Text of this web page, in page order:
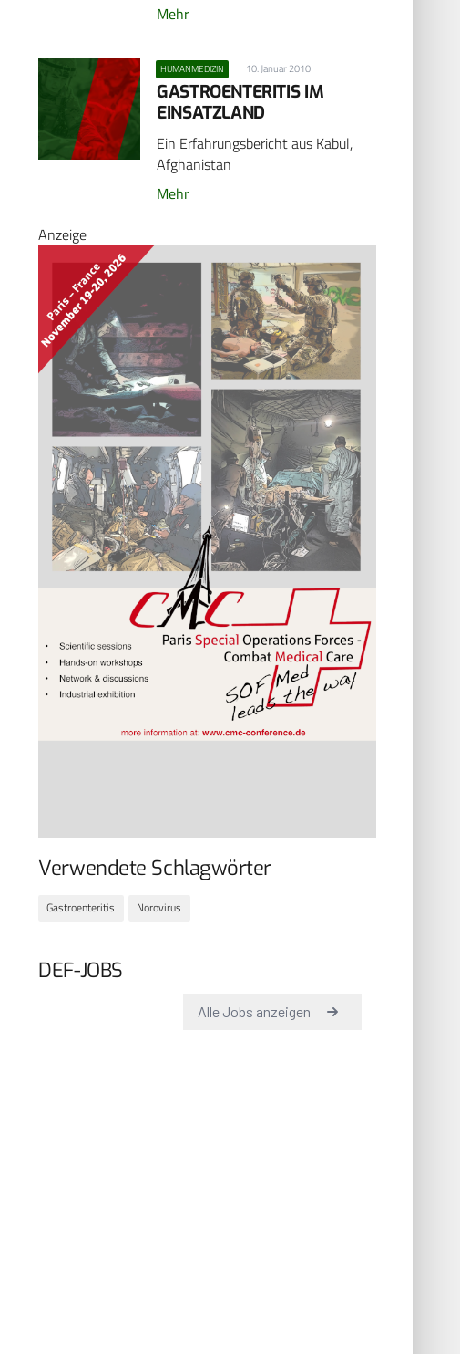
Mehr
HUMANMEDIZIN 10. Januar 2010
GASTROENTERITIS IM
EINSATZLAND
Ein Erfahrungsbericht aus Kabul,
Afghanistan
Mehr
Anzeige
Verwendete Schlagwörter
Gastroenteritis Norovirus
DEF-JOBS